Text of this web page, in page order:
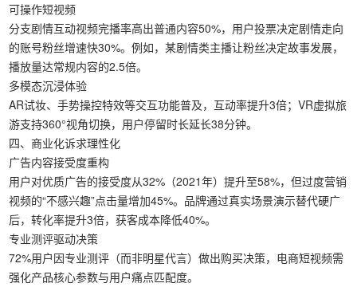
可操作短视频‌
分支剧情互动视频完播率高出普通内容50%，用户投票决定剧情走向
的账号粉丝增速快30%。例如，某剧情类主播让粉丝决定故事发展，
播放量达常规内容的2.5倍。
多模态沉浸体验‌
AR试妆、手势操控特效等交互功能普及，互动率提升3倍；VR虚拟旅
游支持360°视角切换，用户停留时长延长38分钟。
四、‌商业化诉求理性化‌
广告内容接受度重构‌
用户对优质广告的接受度从32%（2021年）提升至58%，但过度营销
视频的“不感兴趣”点击量增加45%。品牌通过真实场景演示替代硬广
后，转化率提升3倍，获客成本降低40%。
专业测评驱动决策‌
72%用户因专业测评（而非明星代言）做出购买决策，电商短视频需
强化产品核心参数与用户痛点匹配度。